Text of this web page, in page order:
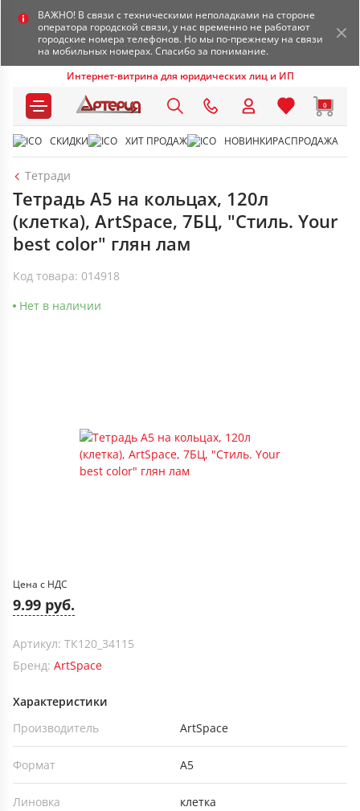
ВАЖНО! В связи с техническими неполадками на стороне
оператора городской связи, у нас временно не работают
городские номера телефонов. Но мы по-прежнему на связи
на мобильных номерах. Спасибо за понимание.
Интернет-витрина для юридических лиц и ИП
0
СКИДКИ ХИТ ПРОДАЖ НОВИНКИРАСПРОДАЖА
Тетради
Тетрадь А5 на кольцах, 120л
(клетка), ArtSpace, 7БЦ, "Стиль. Your
best color" глян лам
Код товара: 014918
Нет в наличии
Цена с НДС
9.99 руб.
Артикул: ТК120_34115
Бренд: ArtSpace
Характеристики
Производитель
ArtSpace
Формат А5
Линовка клетка